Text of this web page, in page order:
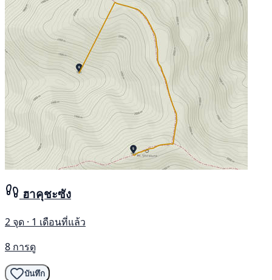
ฮาคุชะซัง
2 จุด · 1 เดือนที่แล้ว
8 การดู
บันทึก